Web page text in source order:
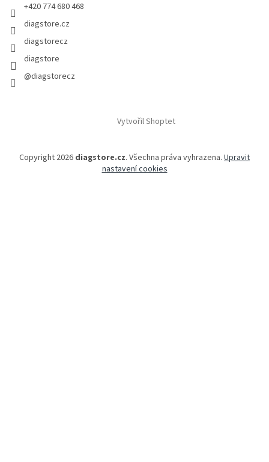
+420 774 680 468
diagstore.cz
diagstorecz
diagstore
@diagstorecz
Vytvořil Shoptet
Copyright 2026 diagstore.cz. Všechna práva vyhrazena. Upravit
nastavení cookies